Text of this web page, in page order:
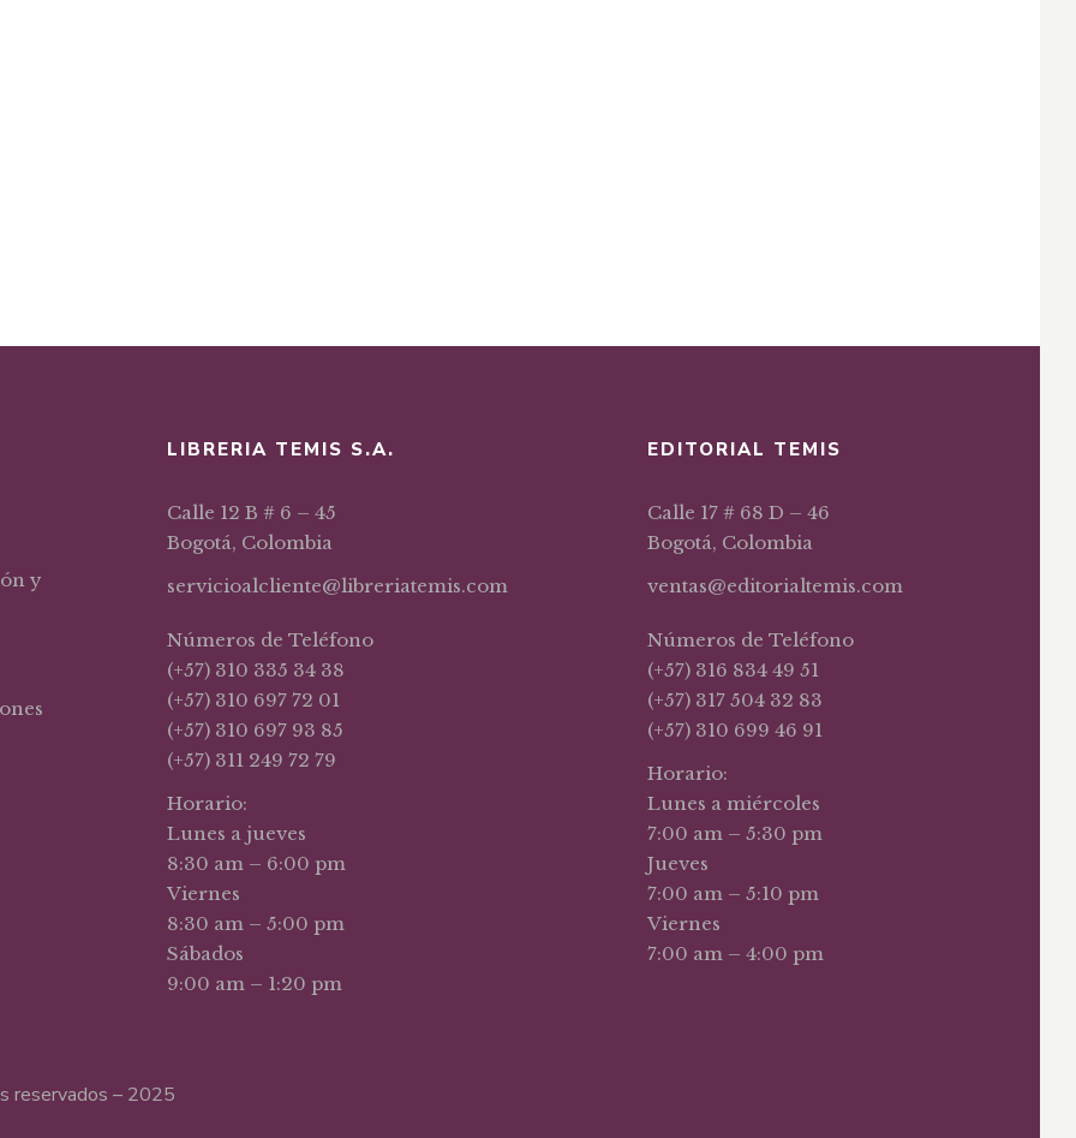
y
LIBRERIA TEMIS S.A.
Calle 12 B # 6 – 45
Bogotá, Colombia
servicioalcliente@libreriatemis.com
Números de Teléfono
(+57) 310 335 34 38
(+57) 310 697 72 01
(+57) 310 697 93 85
(+57) 311 249 72 79
Horario:
Lunes a jueves
8:30 am – 6:00 pm
Viernes
8:30 am – 5:00 pm
Sábados
9:00 am – 1:20 pm
EDITORIAL TEMIS
Calle 17 # 68 D – 46
Bogotá, Colombia
ventas@editorialtemis.com
Números de Teléfono
(+57) 316 834 49 51
(+57) 317 504 32 83
(+57) 310 699 46 91
Horario:
Lunes a miércoles
7:00 am – 5:30 pm
Jueves
7:00 am – 5:10 pm
Viernes
7:00 am – 4:00 pm
reservados – 2025